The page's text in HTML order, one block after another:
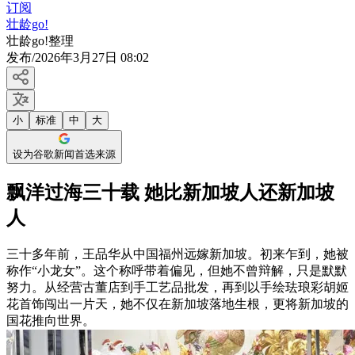
订阅
壮龄go!
壮龄go!整理
发布/2026年3月27日 08:02
小 标准 中 大
设为谷歌新闻首选来源
飘洋过海三十载 她比新加坡人还新加坡
人
三十多年前，王品华从中国福州远嫁新加坡。初来乍到，她被
称作“小龙女”。这个称呼带着偏见，但她不曾辩解，只是默默
努力。从经营古董店到手工艺品批发，再到以手绘珐琅彩胡姬
花首饰闯出一片天，她不仅在新加坡落地生根，更将新加坡的
国花推向世界。